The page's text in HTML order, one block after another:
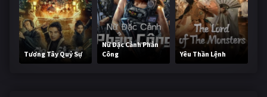
Tương Tây Quỷ Sự
Nữ Đặc Cảnh Phản
Công
Yêu Thần Lệnh